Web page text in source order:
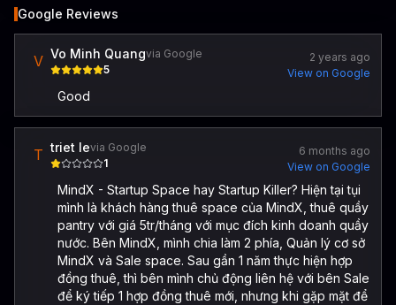
Google Reviews
V Vo Minh Quangvia Google
5
2 years ago
View on Google
Good
T triet levia Google
1
6 months ago
View on Google
MindX - Startup Space hay Startup Killer? Hiện tại tụi
mình là khách hàng thuê space của MindX, thuê quầy
pantry với giá 5tr/tháng với mục đích kinh doanh quầy
nước. Bên MindX, mình chia làm 2 phía, Quản lý cơ sở
MindX và Sale space. Sau gần 1 năm thực hiện hợp
đồng thuê, thì bên mình chủ động liên hệ với bên Sale
để ký tiếp 1 hợp đồng thuê mới, nhưng khi gặp mặt để